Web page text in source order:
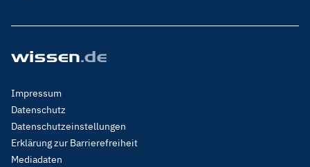
Footer
Menu
Legal
Impressum
Datenschutz
Datenschutzeinstellungen
Erklärung zur Barrierefreiheit
Mediadaten